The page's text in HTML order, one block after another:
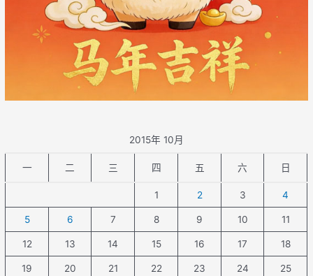
2015年 10月
一 二 三 四 五 六 日
1 2 3 4
5 6 7 8 9 10 11
12 13 14 15 16 17 18
19 20 21 22 23 24 25